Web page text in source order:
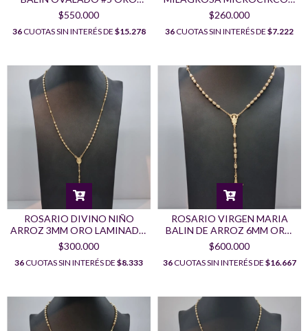
LAMINADO 18K
$550.000
36CUOTAS SIN INTERÉS DE $15.278
BALIN #3 ORO LAMINADO
18K
$260.000
36CUOTAS SIN INTERÉS DE $7.222
ROSARIO DIVINO NIÑO
ARROZ 3MM ORO LAMINADO
18K
$300.000
36CUOTAS SIN INTERÉS DE $8.333
ROSARIO VIRGEN MARIA
BALIN DE ARROZ 6MM ORO
LAMINADO 18K
$600.000
36CUOTAS SIN INTERÉS DE $16.667